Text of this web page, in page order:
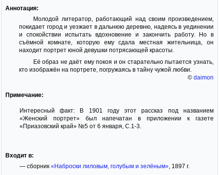
Аннотация:
Молодой литератор, работающий над своим произведением,
покидает город и уезжает в дальнюю деревню, надеясь в уединении
и спокойствии испытать вдохновение и закончить работу. Но в
съёмной комнате, которую ему сдала местная жительница, он
находит портрет юной девушки потрясающей красоты.
Её образ не даёт ему покоя и он старательно пытается узнать,
кто изображён на портрете, погружаясь в тайну чужой любви.
© daimon
Примечание:
Интересный факт: В 1901 году этот рассказ под названием
«Женский портрет» был напечатан в приложении к газете
«Приазовский край» №5 от 6 января, С.1-3.
Входит в:
— сборник «Наброски лиловым, голубым и зелёным», 1897 г.